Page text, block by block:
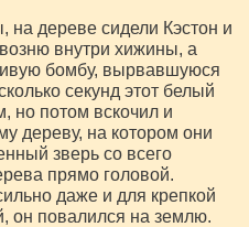
на дереве сидели Кэстон и
внутри хижины, а
бомбу, вырвавшуюся
секунд этот белый
но потом вскочил и
дереву, на котором они
зверь со всего
прямо головой.
даже и для крепкой
он повалился на землю.